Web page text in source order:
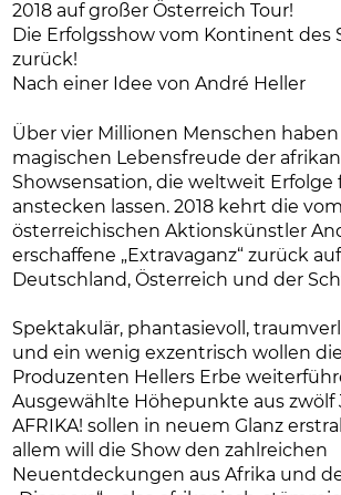
2018 auf großer Österreich Tour!
Die Erfolgsshow vom Kontinent des
zurück!
Nach einer Idee von André Heller
Über vier Millionen Menschen
magischen Lebensfreude der
Showsensation, die weltweit Erfolge
anstecken lassen. 2018 kehrt die vom
österreichischen Aktionskünstler
erschaffene „Extravaganz“ zurück
Deutschland, Österreich und der
Spektakulär, phantasievoll,
und ein wenig exzentrisch wollen
Produzenten Hellers Erbe
Ausgewählte Höhepunkte aus zwölf
AFRIKA! sollen in neuem Glanz
allem will die Show den zahlreichen
Neuentdeckungen aus Afrika und